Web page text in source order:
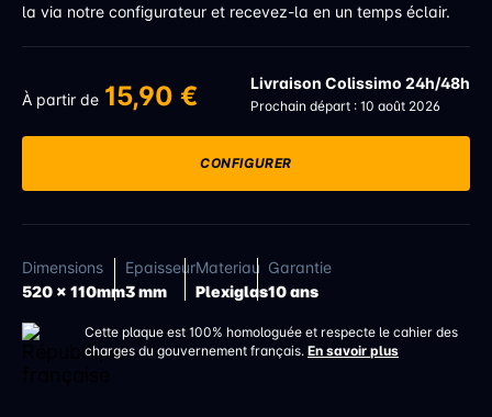
la via notre configurateur et recevez-la en un temps éclair.
À partir de 15,90 € Livraison Colissimo 24h/48h
Prochain départ : 10 août 2026
CONFIGURER
Dimensions
520 x 110mm
Epaisseur
3 mm
Materiau
Plexiglas
Garantie
10 ans
Cette plaque est 100% homologuée et respecte le cahier des
charges du gouvernement français. En savoir plus